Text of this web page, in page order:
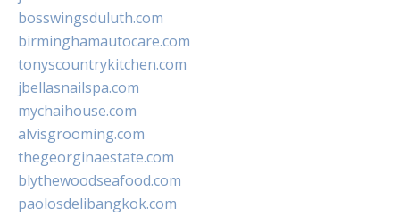
bosswingsduluth.com
birminghamautocare.com
tonyscountrykitchen.com
jbellasnailspa.com
mychaihouse.com
alvisgrooming.com
thegeorginaestate.com
blythewoodseafood.com
paolosdelibangkok.com